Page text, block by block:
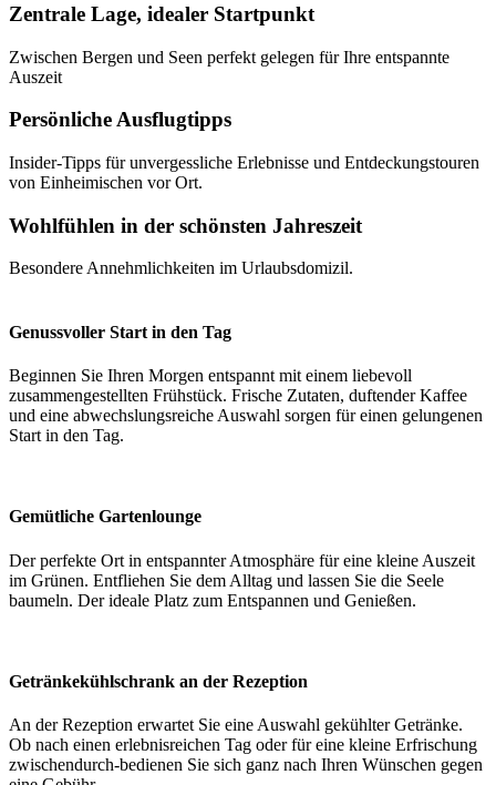
Zentrale Lage, idealer Startpunkt
Zwischen Bergen und Seen perfekt gelegen für Ihre entspannte
Auszeit
Persönliche Ausflugtipps
Insider-Tipps für unvergessliche Erlebnisse und Entdeckungstouren
von Einheimischen vor Ort.
Wohlfühlen in der schönsten Jahreszeit
Besondere Annehmlichkeiten im Urlaubsdomizil.
Genussvoller Start in den Tag
Beginnen Sie Ihren Morgen entspannt mit einem liebevoll
zusammengestellten Frühstück. Frische Zutaten, duftender Kaffee
und eine abwechslungsreiche Auswahl sorgen für einen gelungenen
Start in den Tag.
Gemütliche Gartenlounge
Der perfekte Ort in entspannter Atmosphäre für eine kleine Auszeit
im Grünen. Entfliehen Sie dem Alltag und lassen Sie die Seele
baumeln. Der ideale Platz zum Entspannen und Genießen.
Getränkekühlschrank an der Rezeption
An der Rezeption erwartet Sie eine Auswahl gekühlter Getränke.
Ob nach einen erlebnisreichen Tag oder für eine kleine Erfrischung
zwischendurch-bedienen Sie sich ganz nach Ihren Wünschen gegen